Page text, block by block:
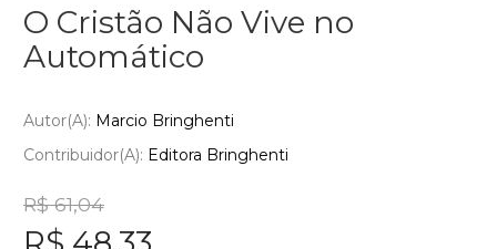
O Cristão Não Vive no
Automático
Autor(a): Marcio Bringhenti
Contribuidor(a): Editora Bringhenti
R$ 61,04